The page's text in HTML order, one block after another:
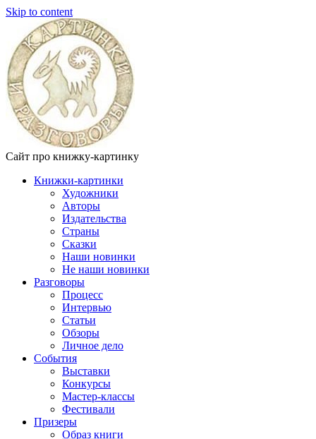
Skip to content
Сайт про книжку-картинку
Книжки-картинки
Художники
Авторы
Издательства
Страны
Сказки
Наши новинки
Не наши новинки
Разговоры
Процесс
Интервью
Статьи
Обзоры
Личное дело
События
Выставки
Конкурсы
Мастер-классы
Фестивали
Призеры
Образ книги